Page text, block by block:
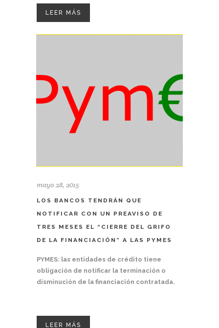
LEER MÁS
mayo 28, 2015
LOS BANCOS TENDRÁN QUE
NOTIFICAR CON UN PREAVISO DE
TRES MESES EL “CIERRE DEL GRIFO
DE LA FINANCIACIÓN” A LAS PYMES
PYMES: las entidades de crédito tiene
obligación de notificar la terminación o
disminución de la financiación contratada.
LEER MÁS